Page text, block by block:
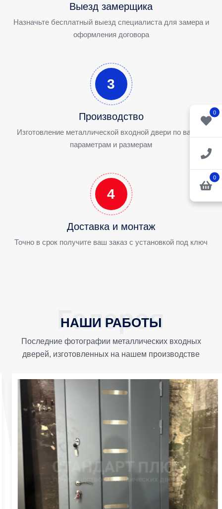
0
0
Выезд замерщика
Назначьте бесплатный выезд специалиста для замера и
оформления договора
3
Производство
Изготовление металлической входной двери по вашим
параметрам и размерам
4
Доставка и монтаж
Точно в срок получите ваш заказ с установкой под ключ
НАШИ РАБОТЫ
Последние фотографии металлических входных
дверей, изготовленных на нашем производстве